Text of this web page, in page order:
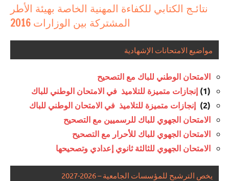
نتائـج الكتابي للكفاءة المهنية الخاصة بهيئة الأطر
المشتركة بين الوزارات 2016
مواضيع الامتحانات الإشهادية
الامتحان الوطني للباك مع التصحيح
(1)
إنجازات متميزة للتلاميذ في الامتحان الوطني للباك
(2)
إنجازات متميزة للتلاميذ في الامتحان الوطني للباك
الامتحان الجهوي للباك للرسميين مع التصحيح
الامتحان الجهوي للباك للأحرار مع التصحيح
الامتحان الجهوي للثالثة ثانوي إعدادي وتصحيحها
يخص الترشيح للمؤسسات الجامعية – 2026-2027